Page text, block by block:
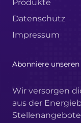
Produkte
Datenschutz
Impressum
Abonniere
Wir versorgen
aus der